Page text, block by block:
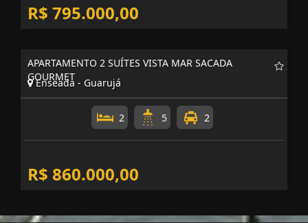
R$ 795.000,00
APARTAMENTO 2 SUÍTES VISTA MAR SACADA
GOURMET
Enseada - Guarujá
2 5 2
R$ 860.000,00